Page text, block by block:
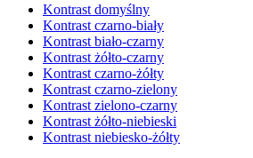
Kontrast domyślny
Kontrast czarno-biały
Kontrast biało-czarny
Kontrast żółto-czarny
Kontrast czarno-żółty
Kontrast czarno-zielony
Kontrast zielono-czarny
Kontrast żółto-niebieski
Kontrast niebiesko-żółty